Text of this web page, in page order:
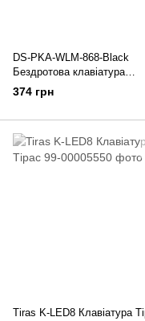
DS-PKA-WLM-868-Black
Бездротова клавіатура
Hikvision
374 грн
Tiras K-LED8 Клавіатура